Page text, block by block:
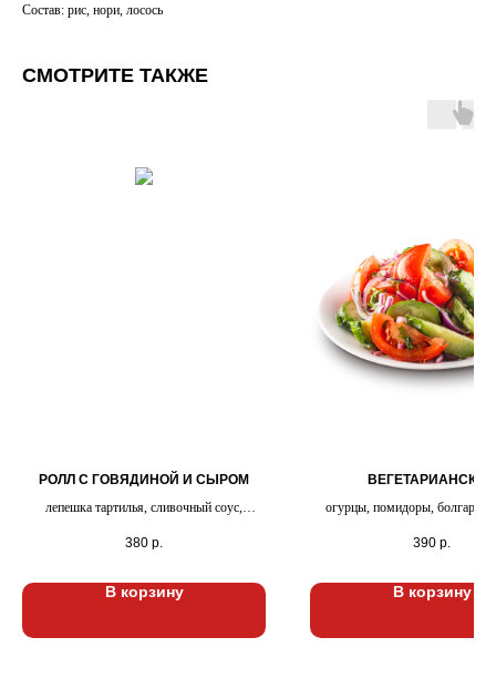
Состав: рис, нори, лосось
СМОТРИТЕ ТАКЖЕ
РОЛЛ С ГОВЯДИНОЙ И СЫРОМ
лепешка тартилья, сливочный соус,
айсберг
380 р.
В корзину
ВЕГЕТАРИАНСКИЙ
огурцы, помидоры,
масло
390 р.
В корзину